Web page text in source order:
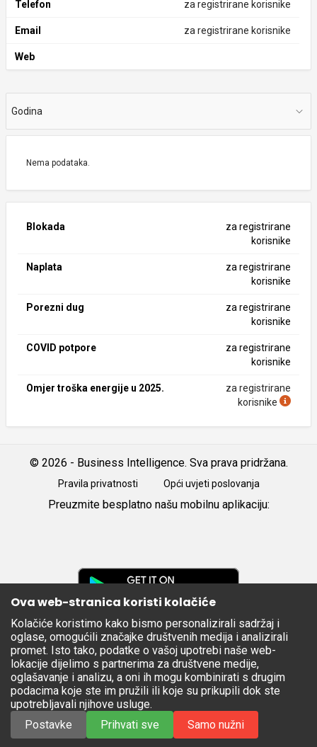
Telefon za registrirane korisnike
Email za registrirane korisnike
Web
Godina
Nema podataka.
Blokada
za registrirane
korisnike
Naplata
za registrirane
korisnike
Porezni dug
za registrirane
korisnike
COVID potpore
za registrirane
korisnike
Omjer troška energije u 2025.
za registrirane
korisnike
© 2026 - Business Intelligence. Sva prava pridržana.
Pravila privatnosti Opći uvjeti poslovanja
Preuzmite besplatno našu mobilnu aplikaciju:
Apple
Store
Ova web-stranica koristi kolačiće
Kolačiće koristimo kako bismo personalizirali sadržaj i
oglase, omogućili značajke društvenih medija i analizirali
promet. Isto tako, podatke o vašoj upotrebi naše web-
lokacije dijelimo s partnerima za društvene medije,
oglašavanje i analizu, a oni ih mogu kombinirati s drugim
podacima koje ste im pružili ili koje su prikupili dok ste
upotrebljavali njihove usluge.
Postavke
Prihvati sve Samo nužni